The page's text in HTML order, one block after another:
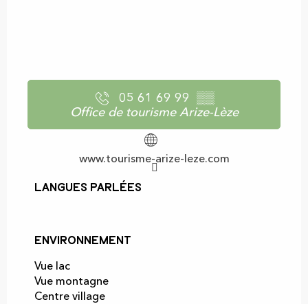
05 61 69 99 ▒▒
Office de tourisme Arize-Lèze
www.tourisme-arize-leze.com
Langues parlées
Langues parlées
Environnement
Environnement
Vue lac
Vue montagne
Centre village